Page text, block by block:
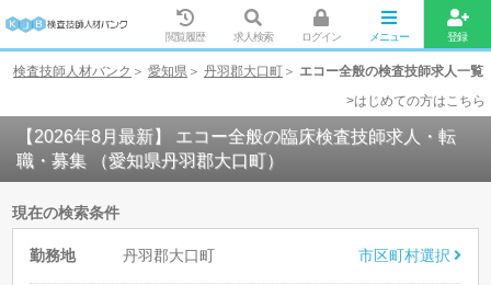
閲覧履歴 求人検索 ログイン メニュー 登録
検査技師人材バンク 愛知県 丹羽郡大口町
エコー全般の検査技師求人一覧
>はじめての方はこちら
【2026年8月最新】 エコー全般の臨床検査技師求人・転
職・募集 （愛知県丹羽郡大口町）
現在の検索条件
勤務地 丹羽郡大口町 市区町村選択